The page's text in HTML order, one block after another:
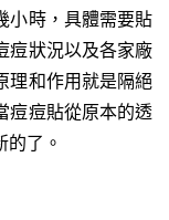
小時，具體需要貼
痘狀況以及各家廠
理和作用就是隔絕
痘痘貼從原本的透
了。